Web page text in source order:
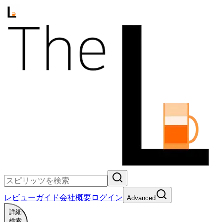
レビューガイド会社概要ログイン Advanced
詳細
検索